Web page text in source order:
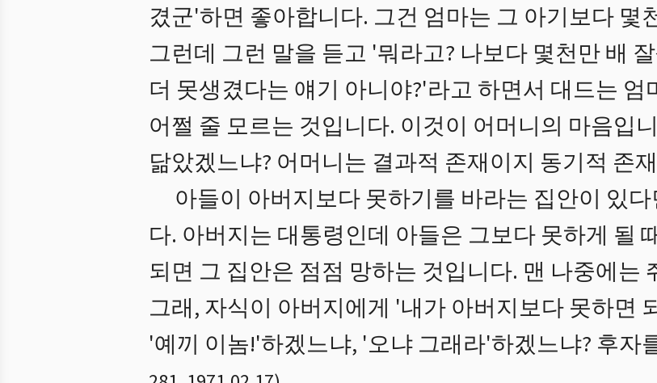
겼군'하면 좋아합니다. 그건 엄마는 그 아기보다 몇
그런데 그런 말을 듣고 '뭐라고? 나보다 몇천만 배
더 못생겼다는 얘기 아니야?'라고 하면서 대드는 엄
어쩔 줄 모르는 것입니다. 이것이 어머니의 마음입
닮았겠느냐? 어머니는 결과적 존재이지 동기적 존
아들이 아버지보다 못하기를 바라는 집안이 있
다. 아버지는 대통령인데 아들은 그보다 못하게 될
되면 그 집안은 점점 망하는 것입니다. 맨 나중에는
그래, 자식이 아버지에게 '내가 아버지보다 못하면
'예끼 이놈!'하겠느냐, '오냐 그래라'하겠느냐? 후자